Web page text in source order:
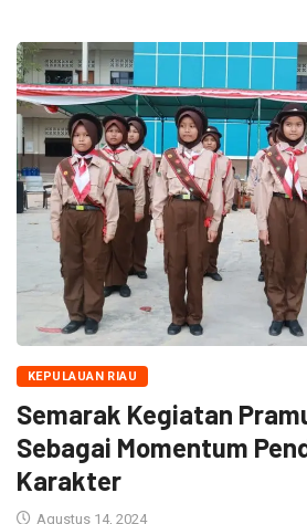
KEPULAUAN RIAU
Semarak Kegiatan
Sebagai Momentum
Karakter
Agustus 14, 2024